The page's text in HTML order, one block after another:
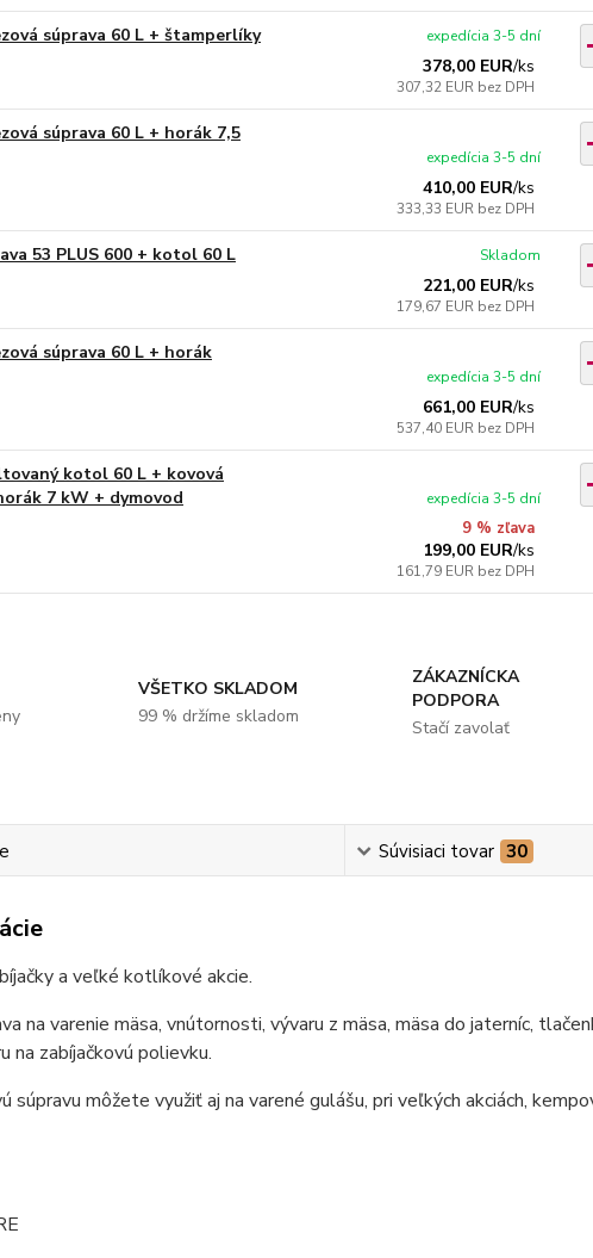
súprava 60 L + štamperlíky
378,00 EUR/ks
307,32 EUR bez DPH
expedícia 3-5 dní
súprava 60 L + horák 7,5
410,00 EUR/ks
333,33 EUR bez DPH
expedícia 3-5 dní
53 PLUS 600 + kotol 60 L
221,00 EUR/ks
179,67 EUR bez DPH
Skladom
súprava 60 L + horák
661,00 EUR/ks
537,40 EUR bez DPH
expedícia 3-5 dní
kotol 60 L + kovová
7 kW + dymovod
9 % zľava
199,00 EUR/ks
161,79 EUR bez DPH
expedícia 3-5 dní
VŠETKO SKLADOM
99 % držíme skladom
ZÁKAZNÍCKA
PODPORA
Stačí zavolať
Súvisiaci tovar 30
a veľké kotlíkové akcie.
na varenie mäsa, vnútornosti, vývaru z mäsa, mäsa do jaterníc,
na zabíjačkovú polievku.
súpravu môžete využiť aj na varené gulášu, pri veľkých akciách,